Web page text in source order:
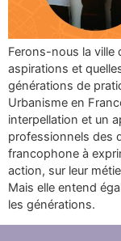
Ferons-nous la ville
aspirations et
générations de
Urbanisme en
interpellation et un
professionnels des
francophone à
action, sur leur
Mais elle entend
les générations.